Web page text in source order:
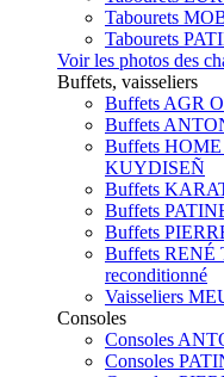
Tabourets
Tabourets
Voir les photos des
Buffets, vaisseliers
Buffets AGR
Buffets
Buffets
KUYDISEÑ
Buffets
Buffets
Buffets
Buffets RENÉ
reconditionné
Vaisseliers
Consoles
Consoles
Consoles